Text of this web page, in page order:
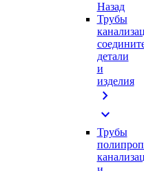
Назад
Трубы
детали
и
изделия
chevron_right
expand_more
Трубы